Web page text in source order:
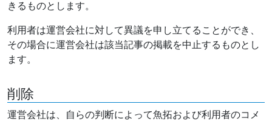
きるものとします。
利用者は運営会社に対して異議を申し立てることができ、
その場合に運営会社は該当記事の掲載を中止するものとし
ます。
削除
運営会社は、自らの判断によって魚拓および利用者のコメ